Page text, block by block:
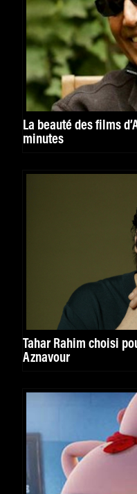
La beauté des films
minutes
Tahar Rahim choisi
Aznavour